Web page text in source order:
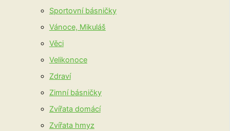
Sportovní básničky
Vánoce, Mikuláš
Věci
Velikonoce
Zdraví
Zimní básničky
Zvířata domácí
Zvířata hmyz